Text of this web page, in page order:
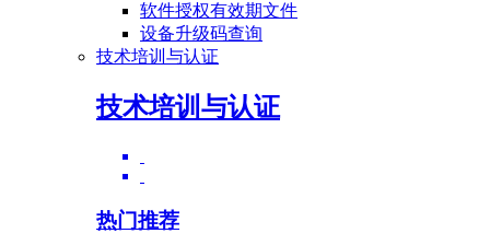
软件授权有效期文件
设备升级码查询
技术培训与认证
技术培训与认证
热门推荐